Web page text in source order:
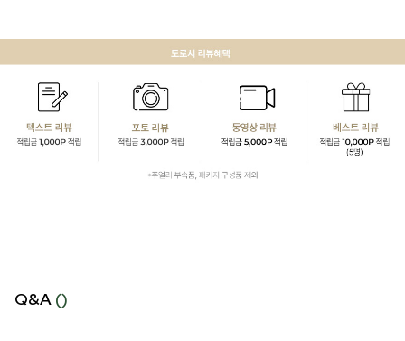
Q&A ()